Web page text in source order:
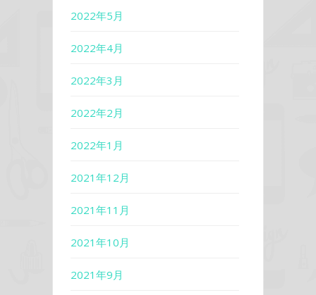
2022年5月
2022年4月
2022年3月
2022年2月
2022年1月
2021年12月
2021年11月
2021年10月
2021年9月